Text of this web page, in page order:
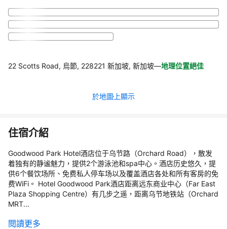
22 Scotts Road, 烏節, 228221 新加坡, 新加坡—地理位置絕佳
於地圖上顯示
住宿介紹
Goodwood Park Hotel酒店位于乌节路（Orchard Road），散发
着独有的静谧魅力，提供2个游泳池和spa中心。酒店历史悠久，提
供6个餐饮场所、免费私人停车场以及覆盖酒店各处和所有客房的免
费WiFi。 Hotel Goodwood Park酒店距离远东商业中心（Far East
Plaza Shopping Centre）有几步之遥，距离乌节地铁站（Orchard
MRT...
閱讀更多